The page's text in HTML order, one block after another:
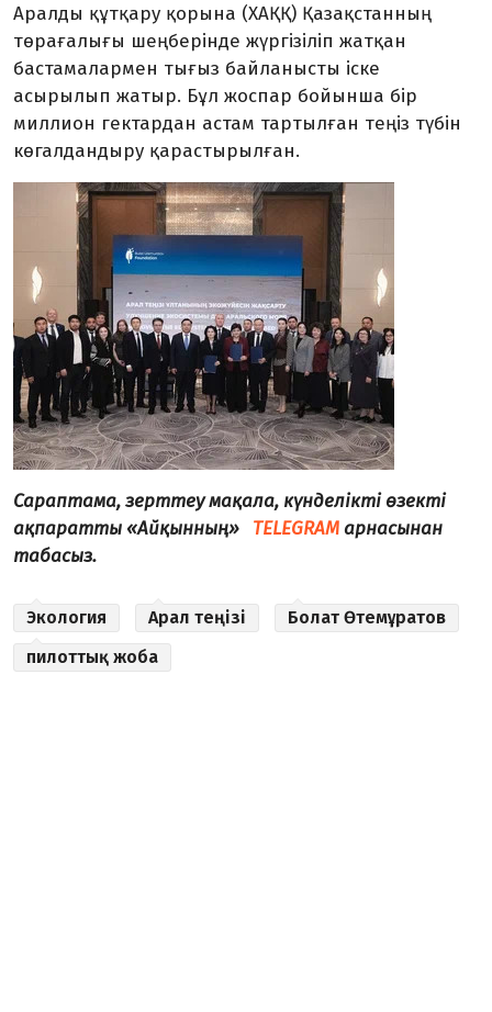
Аралды құтқару қорына (ХАҚҚ) Қазақстанның
төрағалығы шеңберінде жүргізіліп жатқан
бастамалармен тығыз байланысты іске
асырылып жатыр. Бұл жоспар бойынша бір
миллион гектардан астам тартылған теңіз түбін
көгалдандыру қарастырылған.
Сараптама, зерттеу мақала, күнделікті өзекті
ақпаратты «Айқынның»
TELEGRAMарнасынан
табасыз.
Экология Арал теңізі
Болат Өтемұратов
пилоттық жоба